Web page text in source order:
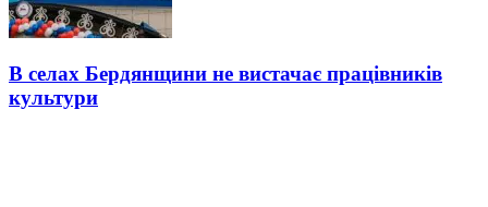
В селах Бердянщини не вистачає працівників
культури